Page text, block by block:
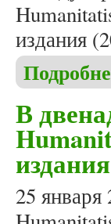
издания
В
25